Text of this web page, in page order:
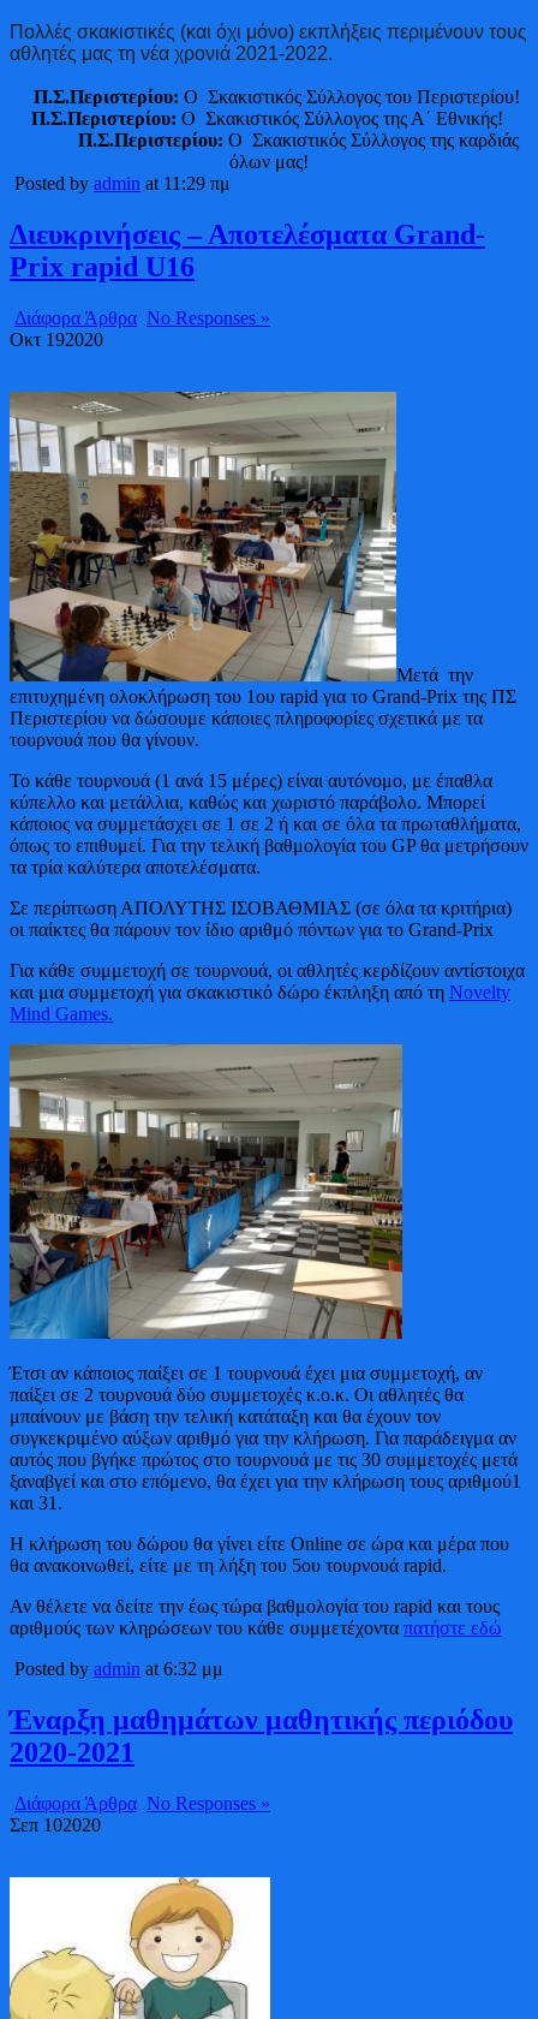
Πολλές σκακιστικές (και όχι μόνο) εκπλήξεις περιμένουν τους
αθλητές μας τη νέα χρονιά 2021-2022.
Π.Σ.Περιστερίου: Ο Σκακιστικός Σύλλογος του Περιστερίου!
Π.Σ.Περιστερίου: Ο Σκακιστικός Σύλλογος της Α΄ Εθνικής!
Π.Σ.Περιστερίου: Ο Σκακιστικός Σύλλογος της καρδιάς
όλων μας!
Posted by admin at 11:29 πμ
Διευκρινήσεις – Αποτελέσματα Grand-
Prix rapid U16
Διάφορα Άρθρα No Responses »
Οκτ 192020
Μετά την
επιτυχημένη ολοκλήρωση του 1ου rapid για το Grand-Prix της ΠΣ
Περιστερίου να δώσουμε κάποιες πληροφορίες σχετικά με τα
τουρνουά που θα γίνουν.
Το κάθε τουρνουά (1 ανά 15 μέρες) είναι αυτόνομο, με έπαθλα
κύπελλο και μετάλλια, καθώς και χωριστό παράβολο. Μπορεί
κάποιος να συμμετάσχει σε 1 σε 2 ή και σε όλα τα πρωταθλήματα,
όπως το επιθυμεί. Για την τελική βαθμολογία του GP θα μετρήσουν
τα τρία καλύτερα αποτελέσματα.
Σε περίπτωση ΑΠΟΛΥΤΗΣ ΙΣΟΒΑΘΜΙΑΣ (σε όλα τα κριτήρια)
οι παίκτες θα πάρουν τον ίδιο αριθμό πόντων για το Grand-Prix
Για κάθε συμμετοχή σε τουρνουά, οι αθλητές κερδίζουν αντίστοιχα
και μια συμμετοχή για σκακιστικό δώρο έκπληξη από τη Novelty
Mind Games.
Έτσι αν κάποιος παίξει σε 1 τουρνουά έχει μια συμμετοχή, αν
παίξει σε 2 τουρνουά δύο συμμετοχές κ.ο.κ. Οι αθλητές θα
μπαίνουν με βάση την τελική κατάταξη και θα έχουν τον
συγκεκριμένο αύξων αριθμό για την κλήρωση. Για παράδειγμα αν
αυτός που βγήκε πρώτος στο τουρνουά με τις 30 συμμετοχές μετά
ξαναβγεί και στο επόμενο, θα έχει για την κλήρωση τους αριθμού1
και 31.
Η κλήρωση του δώρου θα γίνει είτε Online σε ώρα και μέρα που
θα ανακοινωθεί, είτε με τη λήξη του 5ου τουρνουά rapid.
Αν θέλετε να δείτε την έως τώρα βαθμολογία του rapid και τους
αριθμούς των κληρώσεων του κάθε συμμετέχοντα πατήστε εδώ
Posted by admin at 6:32 μμ
Έναρξη μαθημάτων μαθητικής περιόδου
2020-2021
Διάφορα Άρθρα No Responses »
Σεπ 102020